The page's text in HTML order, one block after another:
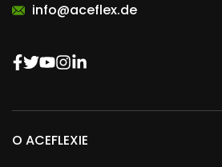
info@aceflex.de
O ACEFLEXIE